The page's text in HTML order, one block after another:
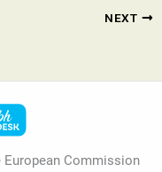
NEXT
European Commission